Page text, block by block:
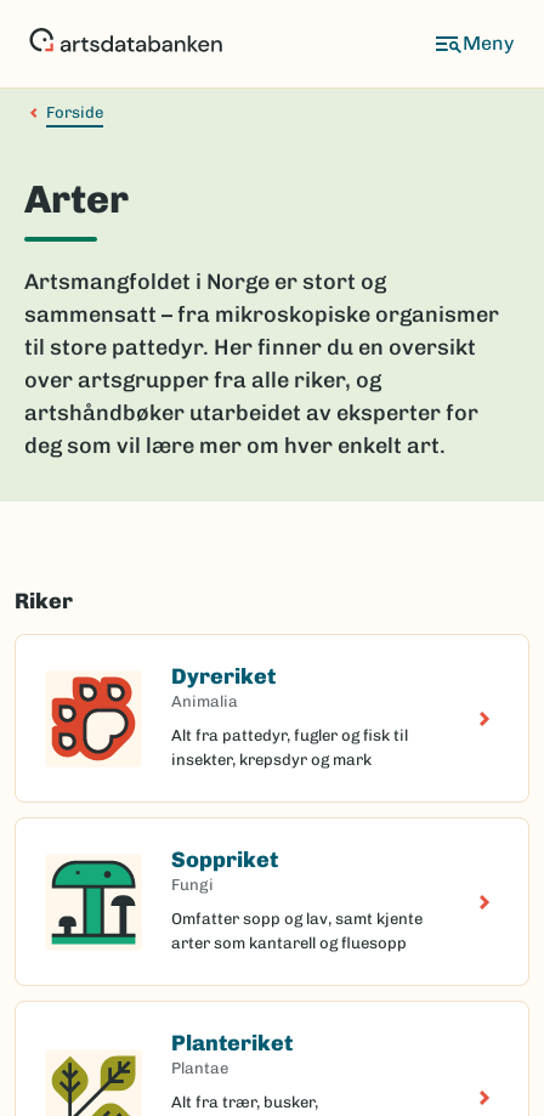
Forside
Arter
Artsmangfoldet i Norge er stort og
sammensatt – fra mikroskopiske organismer
til store pattedyr. Her finner du en oversikt
over artsgrupper fra alle riker, og
artshåndbøker utarbeidet av eksperter for
deg som vil lære mer om hver enkelt art.
Riker
Dyreriket
Animalia
Alt fra pattedyr, fugler og fisk til
insekter, krepsdyr og mark
Soppriket
Fungi
Omfatter sopp og lav, samt kjente
arter som kantarell og fluesopp
Planteriket
Plantae
Alt fra trær, busker,